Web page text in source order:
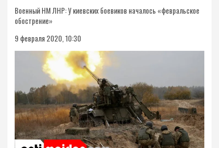
Военный НМ ЛНР: У киевских боевиков началось «февральское
обострение»
9 февраля 2020, 10:30